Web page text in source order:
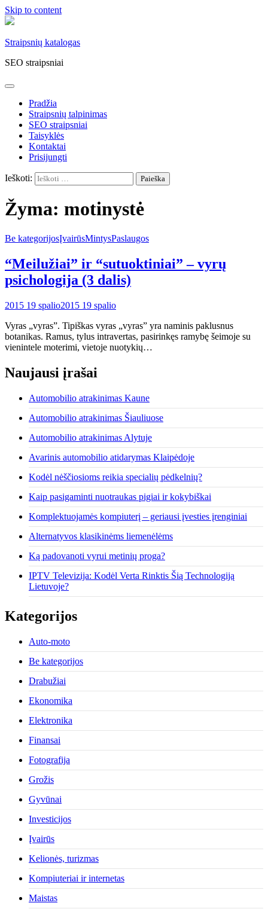
Skip to content
Straipsnių katalogas
SEO straipsniai
Pradžia
Straipsnių talpinimas
SEO straipsniai
Taisyklės
Kontaktai
Prisijungti
Ieškoti:
Žyma: motinystė
Be kategorijosĮvairūsMintysPaslaugos
“Meilužiai” ir “sutuoktiniai” – vyrų
psichologija (3 dalis)
2015 19 spalio2015 19 spalio
Vyras „vyras”. Tipiškas vyras „vyras” yra naminis paklusnus
botanikas. Ramus, tylus intravertas, pasirinkęs ramybę šeimoje su
vienintele moterimi, vietoje nuotykių…
Naujausi įrašai
Automobilio atrakinimas Kaune
Automobilio atrakinimas Šiauliuose
Automobilio atrakinimas Alytuje
Avarinis automobilio atidarymas Klaipėdoje
Kodėl nėščiosioms reikia specialių pėdkelnių?
Kaip pasigaminti nuotraukas pigiai ir kokybiškai
Komplektuojamės kompiuterį – geriausi įvesties įrenginiai
Alternatyvos klasikinėms liemenėlėms
Ką padovanoti vyrui metinių proga?
IPTV Televizija: Kodėl Verta Rinktis Šią Technologiją
Lietuvoje?
Kategorijos
Auto-moto
Be kategorijos
Drabužiai
Ekonomika
Elektronika
Finansai
Fotografija
Grožis
Gyvūnai
Investicijos
Įvairūs
Kelionės, turizmas
Kompiuteriai ir internetas
Maistas